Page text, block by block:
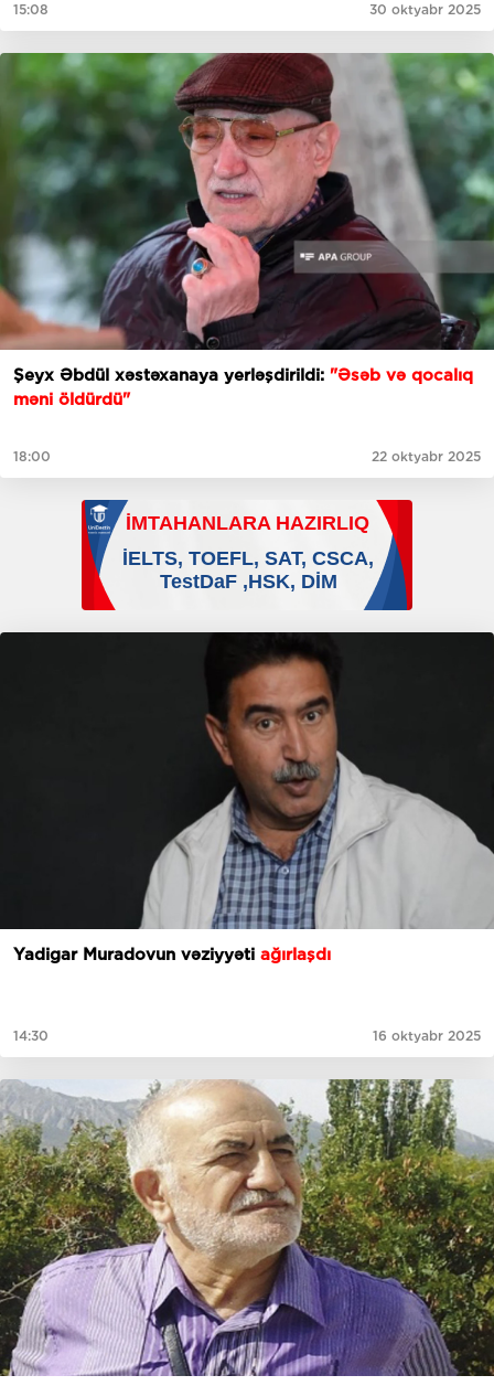
15:08 30 oktyabr 2025
Şeyx Əbdül xəstəxanaya yerləşdirildi: "Əsəb və qocalıq
məni öldürdü"
18:00 22 oktyabr 2025
Yadigar Muradovun vəziyyəti ağırlaşdı
14:30 16 oktyabr 2025